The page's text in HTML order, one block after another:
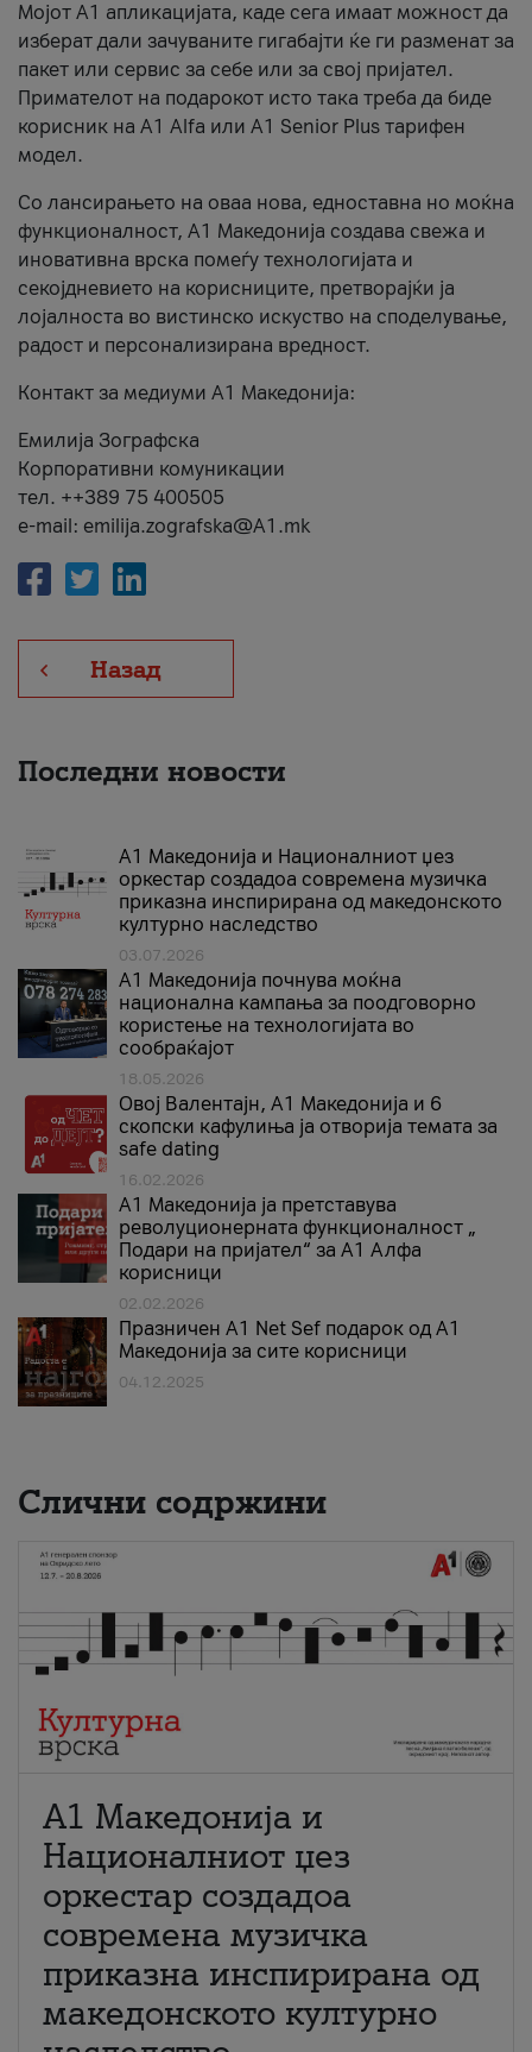
Мојот А1 апликацијата, каде сега имаат можност да
изберат дали зачуваните гигабајти ќе ги разменат за
пакет или сервис за себе или за свој пријател.
Примателот на подарокот исто така треба да биде
корисник на А1 Alfa или A1 Senior Plus тарифен
модел.
Со лансирањето на оваа нова, едноставна но моќна
функционалност, А1 Македонија создава свежа и
иновативна врска помеѓу технологијата и
секојдневието на корисниците, претворајќи ја
лојалноста во вистинско искуство на споделување,
радост и персонализирана вредност.
Контакт за медиуми А1 Македонија:
Емилија Зографска
Корпоративни комуникации
тел. ++389 75 400505
e-mail: emilija.zografska@A1.mk
Назад
Последни новости
А1 Македонија и Националниот џез
оркестар создадоа современа музичка
приказна инспирирана од македонското
културно наследство
03.07.2026
A1 Македонија почнува моќна
национална кампања за поодговорно
користење на технологијата во
сообраќајот
18.05.2026
Овој Валентајн, A1 Македонија и 6
скопски кафулиња ја отворија темата за
safe dating
16.02.2026
А1 Македонија ја претставува
револуционерната функционалност „
Подари на пријател“ за А1 Алфа
корисници
02.02.2026
Празничен A1 Net Sеf подарок од А1
Македонија за сите корисници
04.12.2025
Слични содржини
А1 Македонија и
Националниот џез
оркестар создадоа
современа музичка
приказна инспирирана од
македонското културно